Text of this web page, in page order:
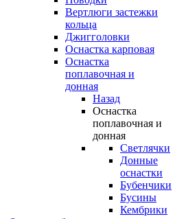
Вертлюги застежки
кольца
Джигголовки
Оснастка карповая
Оснастка
поплавочная и
донная
Назад
Оснастка
поплавочная и
донная
Светлячки
Донные
оснастки
Бубенчики
Бусины
Кембрики